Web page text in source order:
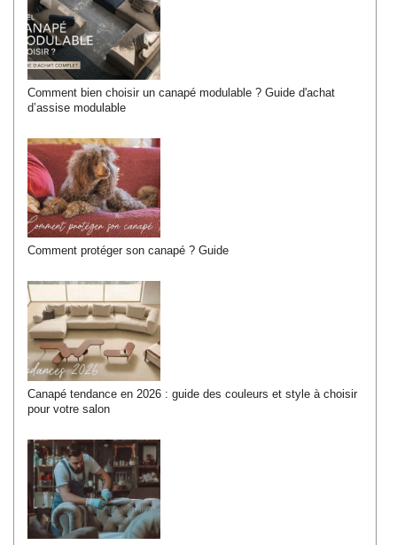
Comment bien choisir un canapé modulable ? Guide d'achat
d’assise modulable
Comment protéger son canapé ? Guide
Canapé tendance en 2026 : guide des couleurs et style à choisir
pour votre salon